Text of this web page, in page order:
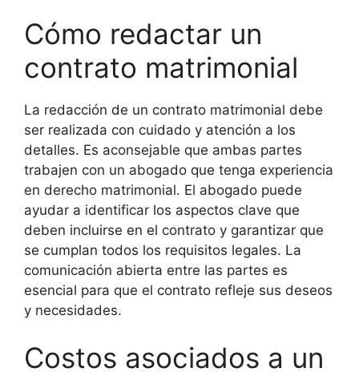
Cómo redactar un
contrato matrimonial
La redacción de un contrato matrimonial debe
ser realizada con cuidado y atención a los
detalles. Es aconsejable que ambas partes
trabajen con un abogado que tenga experiencia
en derecho matrimonial. El abogado puede
ayudar a identificar los aspectos clave que
deben incluirse en el contrato y garantizar que
se cumplan todos los requisitos legales. La
comunicación abierta entre las partes es
esencial para que el contrato refleje sus deseos
y necesidades.
Costos asociados a un